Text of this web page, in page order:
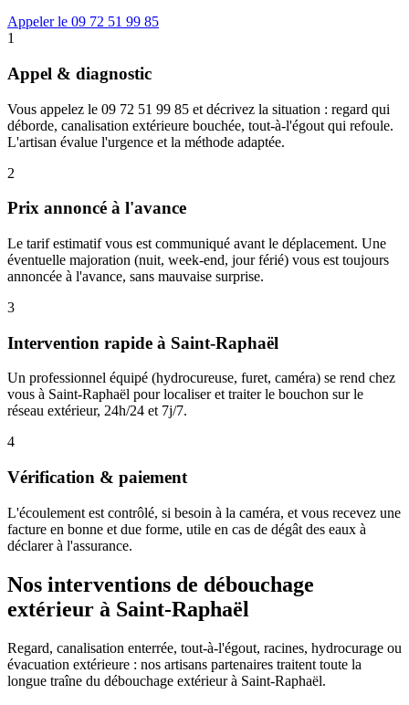
Appeler le 09 72 51 99 85
1
Appel & diagnostic
Vous appelez le 09 72 51 99 85 et décrivez la situation : regard qui
déborde, canalisation extérieure bouchée, tout-à-l'égout qui refoule.
L'artisan évalue l'urgence et la méthode adaptée.
2
Prix annoncé à l'avance
Le tarif estimatif vous est communiqué avant le déplacement. Une
éventuelle majoration (nuit, week-end, jour férié) vous est toujours
annoncée à l'avance, sans mauvaise surprise.
3
Intervention rapide à Saint-Raphaël
Un professionnel équipé (hydrocureuse, furet, caméra) se rend chez
vous à Saint-Raphaël pour localiser et traiter le bouchon sur le
réseau extérieur, 24h/24 et 7j/7.
4
Vérification & paiement
L'écoulement est contrôlé, si besoin à la caméra, et vous recevez une
facture en bonne et due forme, utile en cas de dégât des eaux à
déclarer à l'assurance.
Nos interventions de débouchage
extérieur à Saint-Raphaël
Regard, canalisation enterrée, tout-à-l'égout, racines, hydrocurage ou
évacuation extérieure : nos artisans partenaires traitent toute la
longue traîne du débouchage extérieur à Saint-Raphaël.